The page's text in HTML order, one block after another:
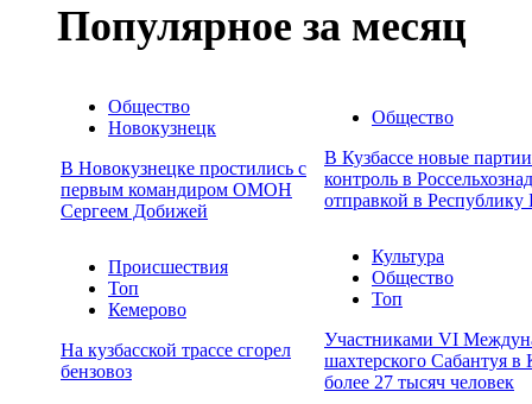
Популярное за месяц
Общество
Новокузнецк
В Новокузнецке простились с
первым командиром ОМОН
Сергеем Добижей
Общество
В Кузбассе новые
контроль в
отправкой в Республику
Происшествия
Топ
Кемерово
На кузбасской трассе сгорел
бензовоз
Культура
Общество
Топ
Участниками VI
шахтерского Сабантуя в
более 27 тысяч человек